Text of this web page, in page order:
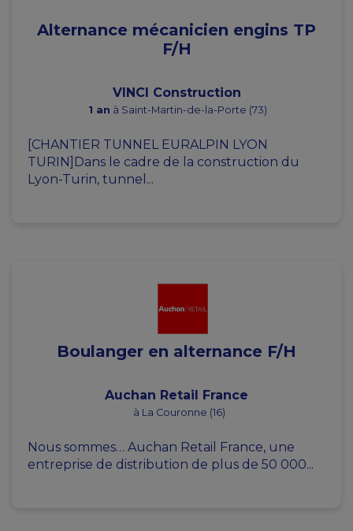
Alternance mécanicien engins TP
F/H
VINCI Construction
1 an à Saint-Martin-de-la-Porte (73)
[CHANTIER TUNNEL EURALPIN LYON
TURIN]Dans le cadre de la construction du
Lyon-Turin, tunnel...
Boulanger en alternance F/H
Auchan Retail France
à La Couronne (16)
Nous sommes… Auchan Retail France, une
entreprise de distribution de plus de 50 000...